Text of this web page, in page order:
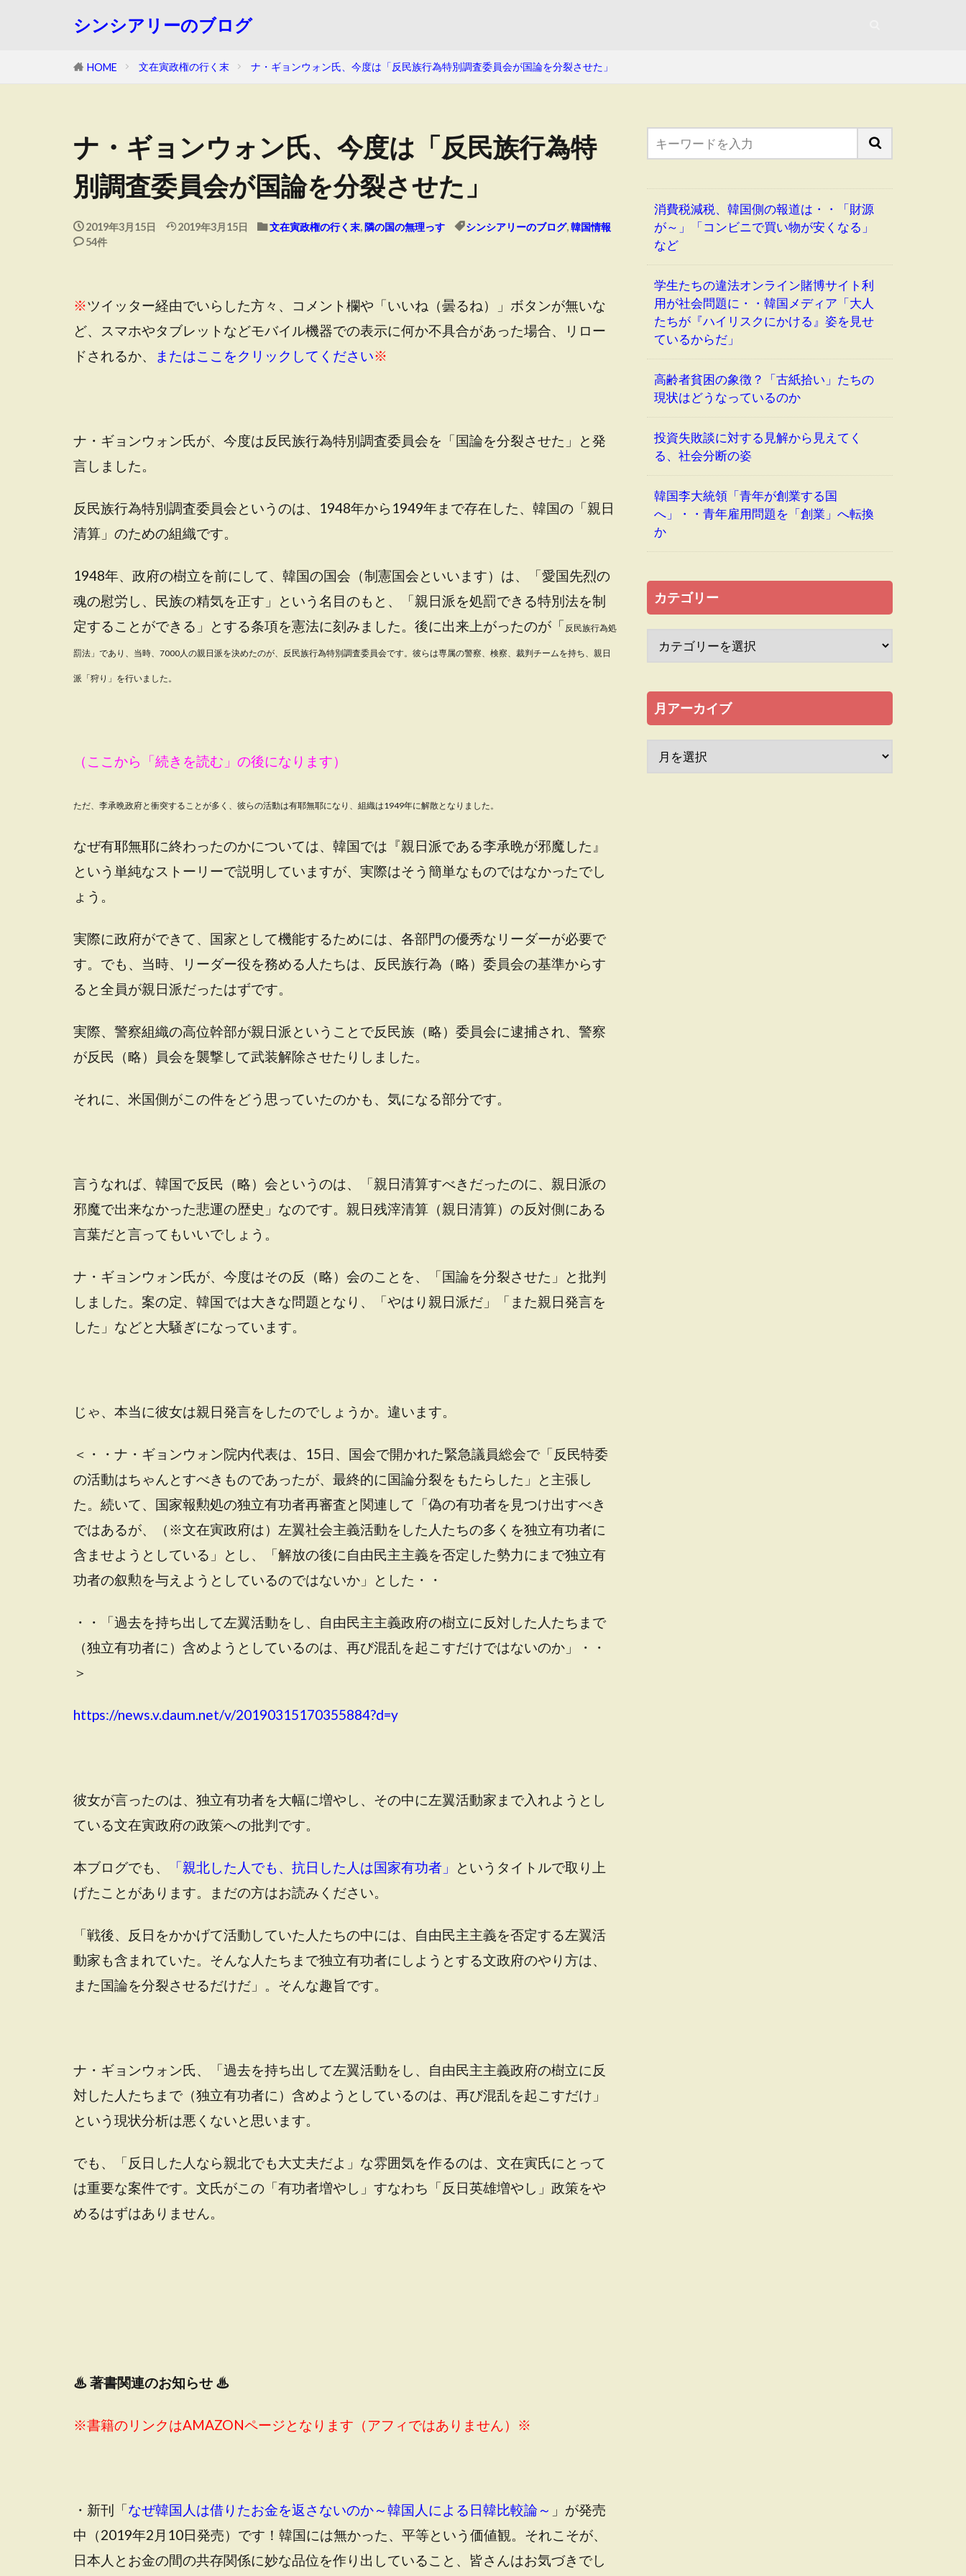
シンシアリーのブログ
HOME 文在寅政権の行く末 ナ・ギョンウォン氏、今度は「反民族行為特別調査委員会が国論を分裂させた」
ナ・ギョンウォン氏、今度は「反民族行為特
別調査委員会が国論を分裂させた」
2019年3月15日 2019年3月15日 文在寅政権の行く末,隣の国の無理っす シンシアリーのブログ,韓国情報
54件
※ツイッター経由でいらした方々、コメント欄や「いいね（曇るね）」ボタンが無いな
ど、スマホやタブレットなどモバイル機器での表示に何か不具合があった場合、リロー
ドされるか、
またはここをクリックしてください※
ナ・ギョンウォン氏が、今度は反民族行為特別調査委員会を「国論を分裂させた」と発
言しました。
反民族行為特別調査委員会というのは、1948年から1949年まで存在した、韓国の「親日
清算」のための組織です。
1948年、政府の樹立を前にして、韓国の国会（制憲国会といいます）は、「愛国先烈の
魂の慰労し、民族の精気を正す」という名目のもと、「親日派を処罰できる特別法を制
定することができる」とする条項を憲法に刻みました。後に出来上がったのが「 反民族行為処
罰法」であり、 当時、7000人の親日派を決めたのが、反民族行為特別調査委員会です。彼らは専属の警察、検察、裁判チームを持ち、親日
派「狩り」を行いました。
（ここから「続きを読む」の後になります）
ただ、李承晩政府と衝突することが多く、彼らの活動は有耶無耶になり、組織は1949年に解散となりました。
なぜ有耶無耶に終わったのかについては、韓国では『親日派である李承晩が邪魔した』
という単純なストーリーで説明していますが、実際はそう簡単なものではなかったでし
ょう。
実際に政府ができて、国家として機能するためには、各部門の優秀なリーダーが必要で
す。でも、当時、リーダー役を務める人たちは、反民族行為（略）委員会の基準からす
ると全員が親日派だったはずです。
実際、警察組織の高位幹部が親日派ということで反民族（略）委員会に逮捕され、警察
が反民（略）員会を襲撃して武装解除させたりしました。
それに、米国側がこの件をどう思っていたのかも、気になる部分です。
言うなれば、韓国で反民（略）会というのは、「親日清算すべきだったのに、親日派の
邪魔で出来なかった悲運の歴史」なのです。親日残滓清算（親日清算）の反対側にある
言葉だと言ってもいいでしょう。
ナ・ギョンウォン氏が、今度はその反（略）会のことを、「国論を分裂させた」と批判
しました。案の定、韓国では大きな問題となり、「やはり親日派だ」「また親日発言を
した」などと大騒ぎになっています。
じゃ、本当に彼女は親日発言をしたのでしょうか。違います。
＜・・ナ・ギョンウォン院内代表は、15日、国会で開かれた緊急議員総会で「反民特委
の活動はちゃんとすべきものであったが、最終的に国論分裂をもたらした」と主張し
た。続いて、国家報勲処の独立有功者再審査と関連して「偽の有功者を見つけ出すべき
ではあるが、（※文在寅政府は）左翼社会主義活動をした人たちの多くを独立有功者に
含ませようとしている」とし、「解放の後に自由民主主義を否定した勢力にまで独立有
功者の叙勲を与えようとしているのではないか」とした・・
・・「過去を持ち出して左翼活動をし、自由民主主義政府の樹立に反対した人たちまで
（独立有功者に）含めようとしているのは、再び混乱を起こすだけではないのか」・・
＞
https://news.v.daum.net/v/20190315170355884?d=y
彼女が言ったのは、独立有功者を大幅に増やし、その中に左翼活動家まで入れようとし
ている文在寅政府の政策への批判です。
本ブログでも、 「親北した人でも、抗日した人は国家有功者」
というタイトルで取り上
げたことがあります。まだの方はお読みください。
「戦後、反日をかかげて活動していた人たちの中には、自由民主主義を否定する左翼活
動家も含まれていた。そんな人たちまで独立有功者にしようとする文政府のやり方は、
また国論を分裂させるだけだ」。そんな趣旨です。
ナ・ギョンウォン氏、「過去を持ち出して左翼活動をし、自由民主主義政府の樹立に反
対した人たちまで（独立有功者に）含めようとしているのは、再び混乱を起こすだけ」
という現状分析は悪くないと思います。
でも、「反日した人なら親北でも大丈夫だよ」な雰囲気を作るのは、文在寅氏にとって
は重要な案件です。文氏がこの「有功者増やし」すなわち「反日英雄増やし」政策をや
めるはずはありません。
♨著書関連のお知らせ ♨
※書籍のリンクはAMAZONページとなります（アフィではありません）※
・新刊「なぜ韓国人は借りたお金を返さないのか～韓国人による日韓比較論～ 」が発売
中（2019年2月10日発売）です！韓国には無かった、平等という価値観。それこそが、
日本人とお金の間の共存関係に妙な品位を作り出していること、皆さんはお気づきでし
消費税減税、韓国側の報道は・・「財源
が～」「コンビニで買い物が安くなる」
など
学生たちの違法オンライン賭博サイト利
用が社会問題に・・韓国メディア「大人
たちが『ハイリスクにかける』姿を見せ
ているからだ」
高齢者貧困の象徴？「古紙拾い」たちの
現状はどうなっているのか
投資失敗談に対する見解から見えてく
る、社会分断の姿
韓国李大統領「青年が創業する国
へ」・・青年雇用問題を「創業」へ転換
か
カテゴリー
月アーカイブ